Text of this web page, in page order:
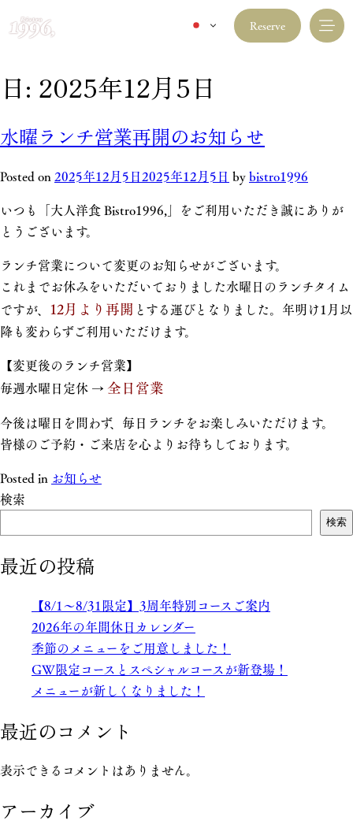
Reserve
日: 2025年12月5日
水曜ランチ営業再開のお知らせ
Posted on2025年12月5日2025年12月5日 bybistro1996
いつも「大人洋食 Bistro1996,」をご利用いただき誠にありが
とうございます。
ランチ営業について変更のお知らせがございます。
これまでお休みをいただいておりました水曜日のランチタイム
ですが、 12月より再開 とする運びとなりました。年明け1月以
降も変わらずご利用いただけます。
【変更後のランチ営業】
毎週水曜日定休 →全日営業
今後は曜日を問わず、毎日ランチをお楽しみいただけます。
皆様のご予約・ご来店を心よりお待ちしております。
Posted in お知らせ
検索
検索
最近の投稿
【8/1～8/31限定】3周年特別コースご案内
2026年の年間休日カレンダー
季節のメニューをご用意しました！
GW限定コースとスペシャルコースが新登場！
メニューが新しくなりました！
最近のコメント
表示できるコメントはありません。
アーカイブ